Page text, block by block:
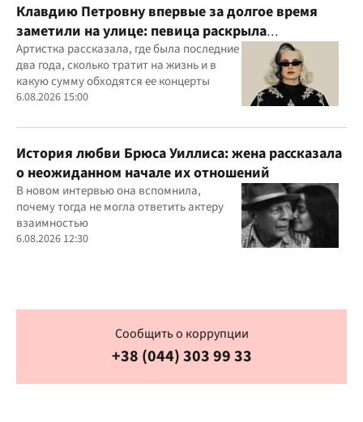
Клавдию Петровну впервые за долгое время
заметили на улице: певица раскрыла
подробности своей жизни
Артистка рассказала, где была последние
два года, сколько тратит на жизнь и в
какую сумму обходятся ее концерты
6.08.2026 15:00
История любви Брюса Уиллиса: жена рассказала
о неожиданном начале их отношений
В новом интервью она вспомнила,
почему тогда не могла ответить актеру
взаимностью
6.08.2026 12:30
Сообщить о коррупции
+38 (044) 303 99 33